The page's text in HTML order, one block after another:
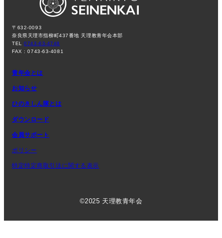
〒632-0093
奈良県天理市指柳町437番地 天理教青年会本部
TEL0743-63-4748
FAX : 0743-63-4081
青年会とは
お知らせ
ひのきしん隊とは
ダウンロード
会員サポート
ポリシー
特定特定商取引法に関する表示
©2025 天理教青年会